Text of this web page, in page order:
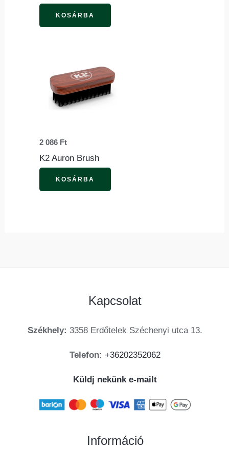
KOSÁRBA
2 086 Ft
K2 Auron Brush
KOSÁRBA
Kapcsolat
Székhely: 3358 Erdőtelek Széchenyi utca 13.
Telefon: +36202352062
Küldj nekünk e-mailt
Információ